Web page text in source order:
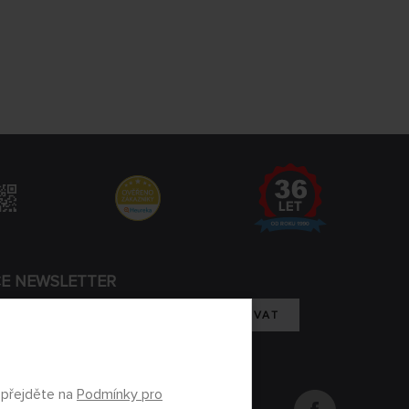
NEWSLETTER
REGISTROVAT
na Podmínky pro